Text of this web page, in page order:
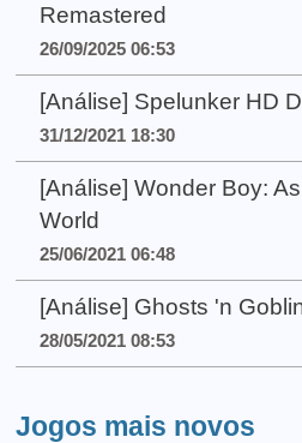
Remastered
26/09/2025 06:53
[Análise] Spelunker HD
31/12/2021 18:30
[Análise] Wonder Boy:
World
25/06/2021 06:48
[Análise] Ghosts 'n
28/05/2021 08:53
Jogos mais novos